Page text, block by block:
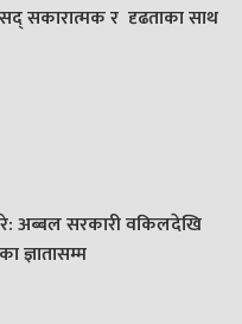
सकारात्मक र दृढताका साथ
अब्बल सरकारी वकिलदेखि
ज्ञातासम्म